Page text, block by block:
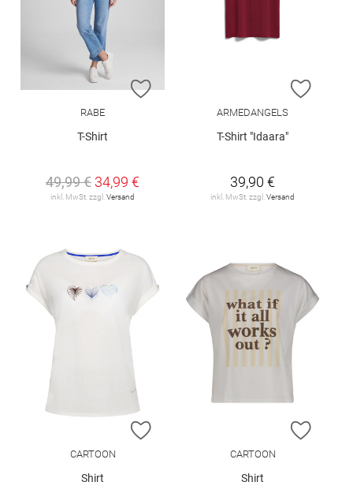
ZUR WUNSCHLISTE HINZUFÜGEN
RABE
T-Shirt
49,99 € 34,99 €
inkl. MwSt. zzgl. Versand
ZUR
ARMEDANGELS
T-Shirt "Idaara"
39,90 €
inkl. MwSt. zzgl. Versand
ZUR WUNSCHLISTE HINZUFÜGEN
CARTOON
Shirt
ZUR
CARTOON
Shirt